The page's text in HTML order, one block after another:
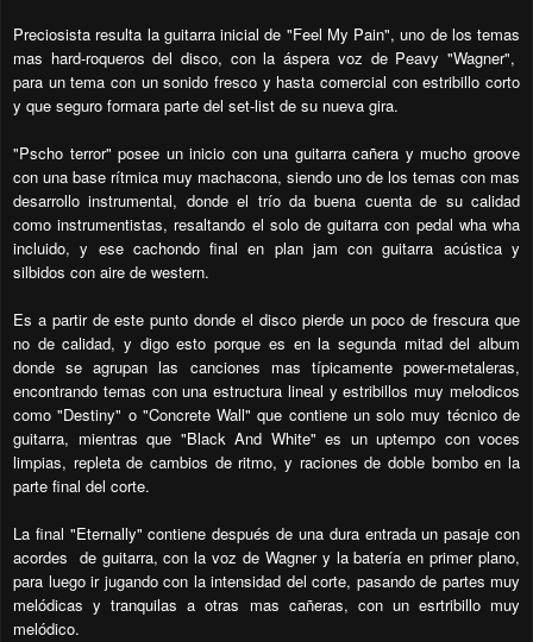
Preciosista resulta la guitarra inicial de "Feel My Pain", uno de los temas
mas hard-roqueros del disco, con la áspera voz de Peavy "Wagner",
para un tema con un sonido fresco y hasta comercial con estribillo corto
y que seguro formara parte del set-list de su nueva gira.
"Pscho terror" posee un inicio con una guitarra cañera y mucho groove
con una base rítmica muy machacona, siendo uno de los temas con mas
desarrollo instrumental, donde el trío da buena cuenta de su calidad
como instrumentistas, resaltando el solo de guitarra con pedal wha wha
incluido, y ese cachondo final en plan jam con guitarra acústica y
silbidos con aire de western.
Es a partir de este punto donde el disco pierde un poco de frescura que
no de calidad, y digo esto porque es en la segunda mitad del album
donde se agrupan las canciones mas típicamente power-metaleras,
encontrando temas con una estructura lineal y estribillos muy melodicos
como "Destiny" o "Concrete Wall" que contiene un solo muy técnico de
guitarra, mientras que "Black And White" es un uptempo con voces
limpias, repleta de cambios de ritmo, y raciones de doble bombo en la
parte final del corte.
La final "Eternally" contiene después de una dura entrada un pasaje con
acordes de guitarra, con la voz de Wagner y la batería en primer plano,
para luego ir jugando con la intensidad del corte, pasando de partes muy
melódicas y tranquilas a otras mas cañeras, con un esrtribillo muy
melódico.